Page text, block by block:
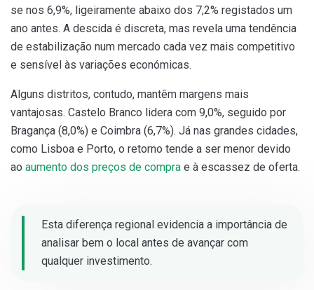
se nos 6,9%, ligeiramente abaixo dos 7,2% registados um
ano antes. A descida é discreta, mas revela uma tendência
de estabilização num mercado cada vez mais competitivo
e sensível às variações económicas.
Alguns distritos, contudo, mantêm margens mais
vantajosas. Castelo Branco lidera com 9,0%, seguido por
Bragança (8,0%) e Coimbra (6,7%). Já nas grandes cidades,
como Lisboa e Porto, o retorno tende a ser menor devido
ao aumento dos preços de compra e à escassez de oferta.
Esta diferença regional evidencia a importância de
analisar bem o local antes de avançar com
qualquer investimento.